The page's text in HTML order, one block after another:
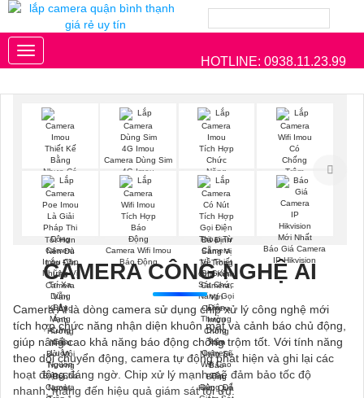
HOTLINE: 0938.11.23.99
Toggle
navigation
Camera Dùng Sim
4G Imou
Camera Wifi
Chống Trộm Imou
Camera Wifi Imou
Báo Động
Báo Giá Camera
IP Hikvision
CAMERA CÔNG NGHỆ AI
Camera AI là dòng camera sử dụng chip xử lý công nghệ mới
tích hợp chức năng nhận diện khuôn mặt và cảnh báo chủ động,
giúp nâng cao khả năng báo động chống trộm tốt. Với tính năng
theo dõi chuyển động, camera tự động phát hiện và ghi lại các
hoạt động đáng ngờ. Chip xử lý mạnh mẽ đảm bảo tốc độ
nhanh, mang đến hiệu quả giám sát tối ưu.